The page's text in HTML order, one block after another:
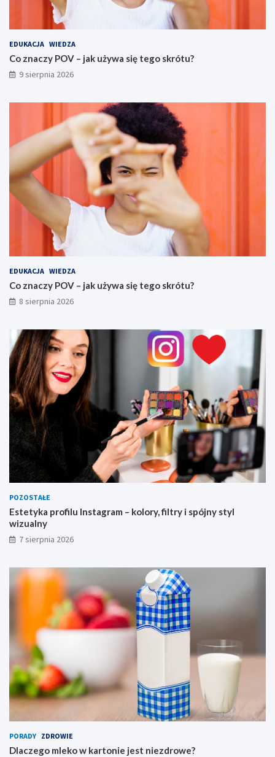
EDUKACJA WIEDZA
Co znaczy POV – jak używa się tego skrótu?
9 sierpnia 2026
EDUKACJA WIEDZA
Co znaczy POV – jak używa się tego skrótu?
8 sierpnia 2026
POZOSTAŁE
Estetyka profilu Instagram – kolory, filtry i spójny styl
wizualny
7 sierpnia 2026
PORADY ZDROWIE
Dlaczego mleko w kartonie jest niezdrowe?